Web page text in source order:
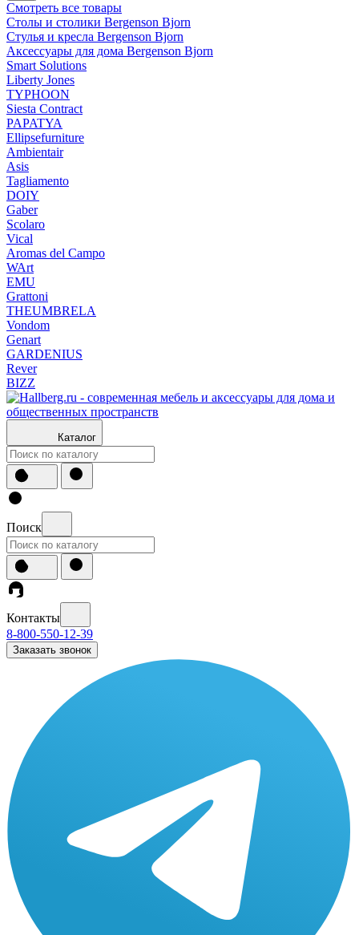
Смотреть все товары
Столы и столики Bergenson Bjorn
Стулья и кресла Bergenson Bjorn
Аксессуары для дома Bergenson Bjorn
Smart Solutions
Liberty Jones
TYPHOON
Siesta Contract
PAPATYA
Ellipsefurniture
Ambientair
Asis
Tagliamento
DOIY
Gaber
Scolaro
Vical
Aromas del Campo
WArt
EMU
Grattoni
THEUMBRELA
Vondom
Genart
GARDENIUS
Rever
BIZZ
Каталог
Поиск
Контакты
8-800-550-12-39
Заказать звонок